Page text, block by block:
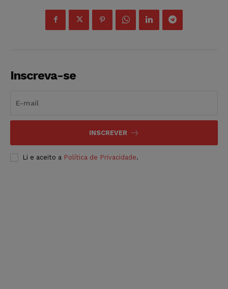
Inscreva-se
INSCREVER
Li e aceito a Política de Privacidade.